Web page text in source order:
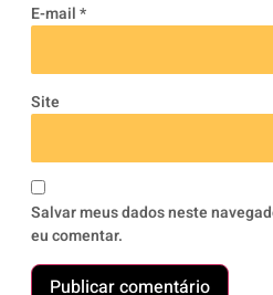
E-mail*
Site
Salvar meus dados neste
eu comentar.